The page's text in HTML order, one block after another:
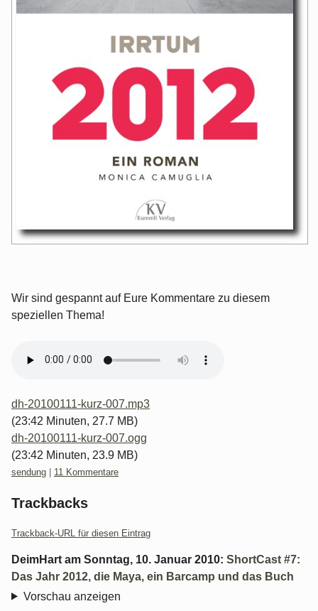
Wir sind gespannt auf Eure Kommentare zu diesem
speziellen Thema!
dh-20100111-kurz-007.mp3
(23:42 Minuten, 27.7 MB)
dh-20100111-kurz-007.ogg
(23:42 Minuten, 23.9 MB)
Kategorien:
sendung | 11 Kommentare
Trackbacks
Trackback-URL für diesen Eintrag
DeimHart am Sonntag, 10. Januar 2010: ShortCast #7:
Das Jahr 2012, die Maya, ein Barcamp und das Buch
Vorschau anzeigen